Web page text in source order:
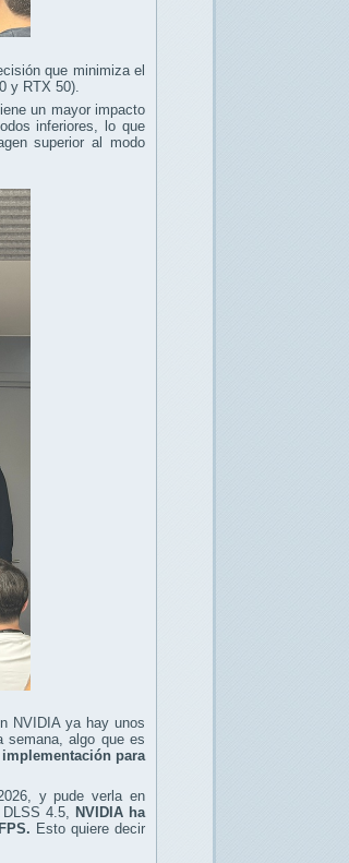
que minimiza el
y RTX 50).
un mayor impacto
inferiores, lo que
superior al modo
NVIDIA ya hay unos
semana, algo que es
para
y pude verla en
4.5,
NVIDIA ha
Esto quiere decir